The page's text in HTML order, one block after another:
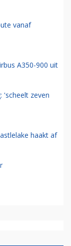
vanaf
A350-900 uit
'scheelt zeven
haakt af